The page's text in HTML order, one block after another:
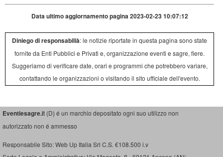
Data ultimo aggiornamento pagina 2023-02-23 10:07:12
Diniego di responsabilià: le notizie riportate in questa pagina sono state
fornite da Enti Pubblici e Privati e, organizzazione eventi e sagre, fiere.
Suggeriamo di verificare date, orari e programmi che potrebbero variare,
contattando le organizzazioni o visitando il sito ufficiale dell'evento.
Eventiesagre.it (D) é un marchio depositato ogni suo utilizzo non
autorizzato non é ammesso
Responsabile Sito: Web Up Italia Srl C.S. €108.500 i.v